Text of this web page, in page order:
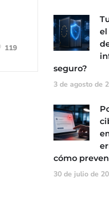
119
el
seguro?
3 de agosto de
cómo
30 de julio de